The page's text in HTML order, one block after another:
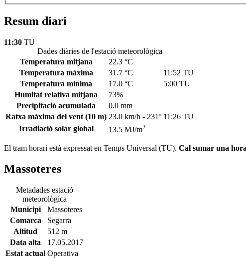
Resum diari
11:30 TU
Dades diàries de l'estació meteorològica
Temperatura mitjana
22.3 °C
Temperatura màxima
31.7 °C
11:52 TU
Temperatura mínima
17.0 °C
5:00 TU
Humitat relativa mitjana
73%
Precipitació acumulada
0.0 mm
Ratxa màxima del vent (10 m) 23.0 km/h - 231º 11:26 TU
Irradiació solar global
13.5 MJ/m2
El tram horari està expressat en Temps Universal (TU). Cal sumar una
Massoteres
Metadades estació
meteorològica
Municipi
Massoteres
Comarca
Segarra
Altitud
512 m
Data alta
17.05.2017
Estat actual Operativa